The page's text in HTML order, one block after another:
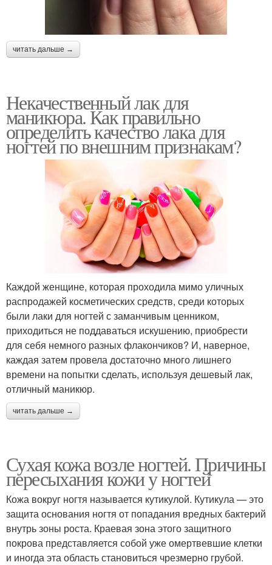
читать дальше →
Некачественный лак для
маникюра. Как правильно
определить качество лака для
ногтей по внешним признакам?
Каждой женщине, которая проходила мимо уличных
распродажей косметических средств, среди которых
были лаки для ногтей с заманчивым ценником,
приходиться не поддаваться искушению, приобрести
для себя немного разных флакончиков? И, наверное,
каждая затем провела достаточно много лишнего
времени на попытки сделать, используя дешевый лак,
отличный маникюр.
читать дальше →
Сухая кожа возле ногтей. Причины
пересыхания кожи у ногтей
Кожа вокруг ногтя называется кутикулой. Кутикула — это
защита основания ногтя от попадания вредных бактерий
внутрь зоны роста. Краевая зона этого защитного
покрова представляется собой уже омертвевшие клетки
и иногда эта область становиться чрезмерно грубой.